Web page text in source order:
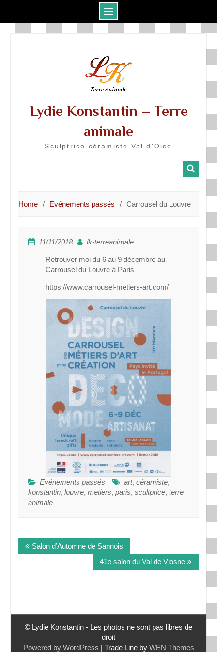
Lydie Konstantin – Terre
animale
Sculptrice céramiste Val d'Oise
Home Evénements passés Carrousel du Louvre
11/11/2018 lk-terreanimale
Retrouver moi du 6 au 9 décembre au
Carrousel du Louvre à Paris
https://www.carrousel-metiers-art.com/
Evénements passés art,céramiste,
konstantin,louvre,metiers,paris,scultprice,terre
animale
de
Salon d’Automne de Sannois
41e salon du Val de Viosne
© Lydie Konstantin - Les photos ne sont pas libres de
droit
Powered by WordPress | Trade Line by WEN Themes